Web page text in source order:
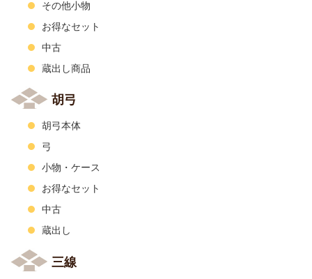
その他小物
お得なセット
中古
蔵出し商品
胡弓
胡弓本体
弓
小物・ケース
お得なセット
中古
蔵出し
三線